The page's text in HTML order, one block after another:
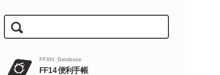
FFXIV_Database
FF14 便利手帳